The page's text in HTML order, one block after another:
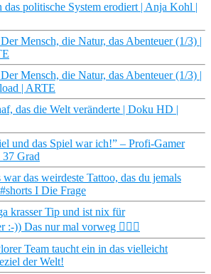
das politische System erodiert | Anja Kohl |
Mensch, die Natur, das Abenteuer (1/3) |
Mensch, die Natur, das Abenteuer (1/3) |
| ARTE
das die Welt veränderte | Doku HD |
und das Spiel war ich!” – Profi-Gamer
Grad
das weirdeste Tattoo, das du jemals
I Die Frage
krasser Tip und ist nix für
)) Das nur mal vorweg 😵‍💫🙈
Team taucht ein in das vielleicht
der Welt!